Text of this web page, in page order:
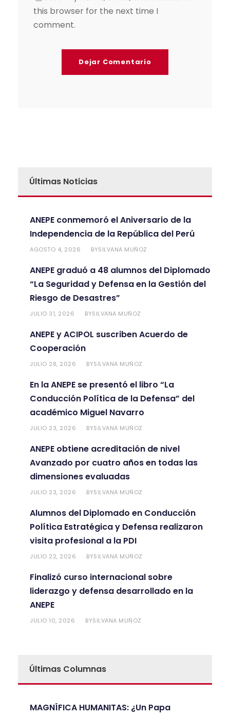
this browser for the next time I
comment.
Últimas Noticias
ANEPE conmemoró el Aniversario de la
Independencia de la República del Perú
AGOSTO 4, 2026 BYSILVANA MUÑOZ
ANEPE graduó a 48 alumnos del Diplomado
“La Seguridad y Defensa en la Gestión del
Riesgo de Desastres”
JULIO 31, 2026 BYSILVANA MUÑOZ
ANEPE y ACIPOL suscriben Acuerdo de
Cooperación
JULIO 28, 2026 BYSILVANA MUÑOZ
En la ANEPE se presentó el libro “La
Conducción Política de la Defensa” del
académico Miguel Navarro
JULIO 23, 2026 BYSILVANA MUÑOZ
ANEPE obtiene acreditación de nivel
Avanzado por cuatro años en todas las
dimensiones evaluadas
JULIO 23, 2026 BYSILVANA MUÑOZ
Alumnos del Diplomado en Conducción
Política Estratégica y Defensa realizaron
visita profesional a la PDI
JULIO 22, 2026 BYSILVANA MUÑOZ
Finalizó curso internacional sobre
liderazgo y defensa desarrollado en la
ANEPE
JULIO 10, 2026 BYSILVANA MUÑOZ
Últimas Columnas
MAGNÍFICA HUMANITAS: ¿Un Papa